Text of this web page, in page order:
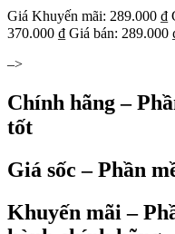
Giá Khuyến mãi: 289.000 ₫
370.000 ₫ Giá bán:
–>
Chính hãng –
tốt
Giá sốc – Phần
Khuyến mãi –